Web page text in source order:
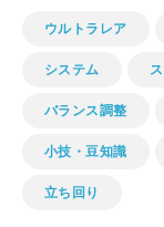
ウルトラレア
システム
バランス調整
小技・豆知識
立ち回り